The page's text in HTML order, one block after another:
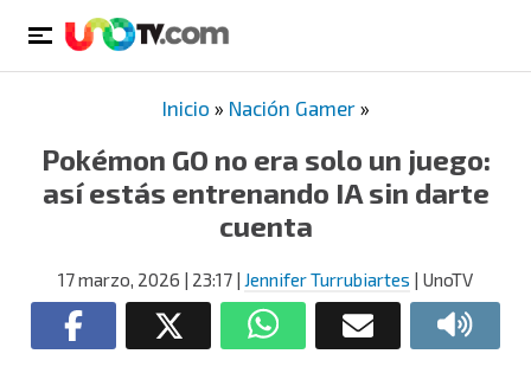
Inicio » Nación Gamer»
Pokémon GO no era solo un juego:
así estás entrenando IA sin darte
cuenta
17 marzo, 2026 | 23:17 | Jennifer Turrubiartes | UnoTV